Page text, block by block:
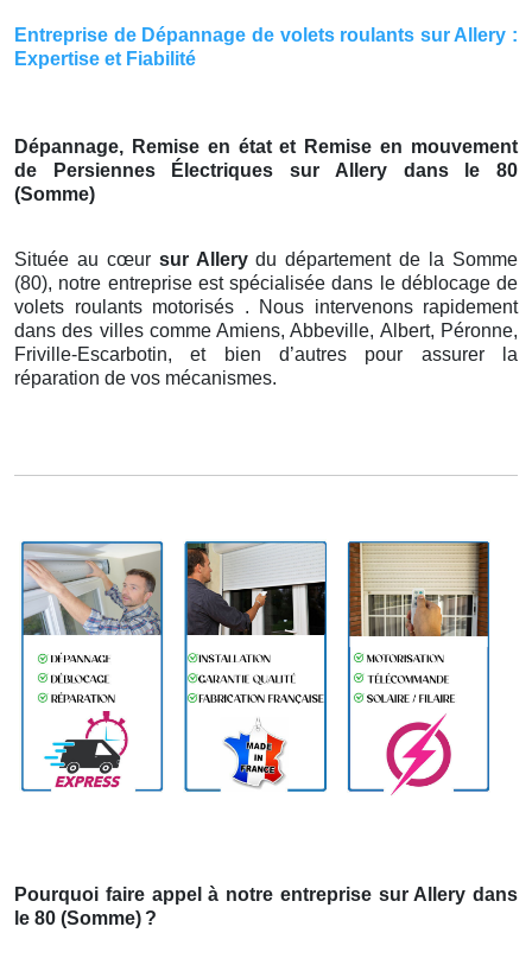
Entreprise de Dépannage de volets roulants sur Allery :
Expertise et Fiabilité
Dépannage, Remise en état et Remise en mouvement
de Persiennes Électriques sur Allery dans le 80
(Somme)
Située au cœur sur Allerydu département de la Somme
(80), notre entreprise est spécialisée dans le déblocage de
volets roulants motorisés . Nous intervenons rapidement
dans des villes comme Amiens, Abbeville, Albert, Péronne,
Friville-Escarbotin, et bien d’autres pour assurer la
réparation de vos mécanismes.
Pourquoi faire appel à notre entreprise sur Allery dans
le 80 (Somme) ?